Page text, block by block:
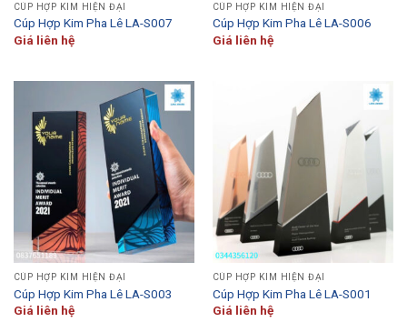
CÚP HỢP KIM HIỆN ĐẠI
Cúp Hợp Kim Pha Lê LA-S007
Giá liên hệ
CÚP HỢP KIM HIỆN ĐẠI
Cúp Hợp Kim Pha Lê LA-S006
Giá liên hệ
CÚP HỢP KIM HIỆN ĐẠI
Cúp Hợp Kim Pha Lê LA-S003
Giá liên hệ
CÚP HỢP KIM HIỆN ĐẠI
Cúp Hợp Kim Pha Lê LA-S001
Giá liên hệ